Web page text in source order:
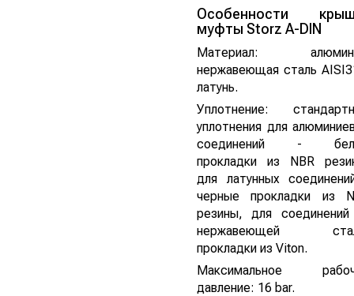
Особенности
муфты Storz A-DIN
Материал:
нержавеющая сталь
латунь.
Уплотнение:
уплотнения для
соединений -
прокладки из NBR
для латунных
черные прокладки из
резины, для
нержавеющей
прокладки из Viton.
Максимальное
давление: 16 bar.